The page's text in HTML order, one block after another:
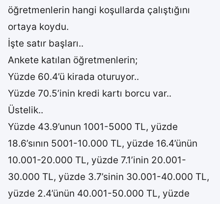
öğretmenlerin hangi koşullarda çalıştığını
ortaya koydu.
İşte satır başları..
Ankete katılan öğretmenlerin;
Yüzde 60.4’ü kirada oturuyor..
Yüzde 70.5’inin kredi kartı borcu var..
Üstelik..
Yüzde 43.9’unun 1001-5000 TL, yüzde
18.6’sının 5001-10.000 TL, yüzde 16.4’ünün
10.001-20.000 TL, yüzde 7.1’inin 20.001-
30.000 TL, yüzde 3.7’sinin 30.001-40.000 TL,
yüzde 2.4’ünün 40.001-50.000 TL, yüzde